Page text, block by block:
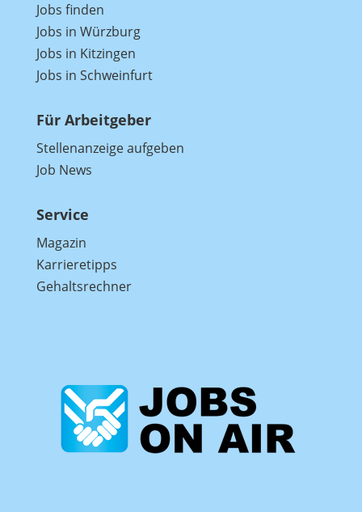
Jobs finden
Jobs in Würzburg
Jobs in Kitzingen
Jobs in Schweinfurt
Für Arbeitgeber
Stellenanzeige aufgeben
Job News
Service
Magazin
Karrieretipps
Gehaltsrechner